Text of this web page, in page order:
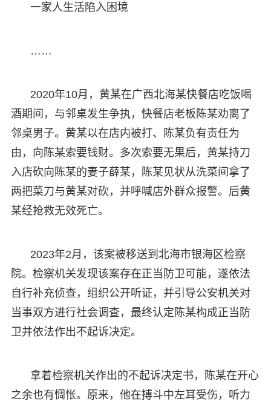
一家人生活陷入困境
……
2020年10月，黄某在广西北海某快餐店吃饭喝
酒期间，与邻桌发生争执，快餐店老板陈某劝离了
邻桌男子。黄某以在店内被打、陈某负有责任为
由，向陈某索要钱财。多次索要无果后，黄某持刀
入店砍向陈某的妻子薛某，陈某见状从洗菜间拿了
两把菜刀与黄某对砍，并呼喊店外群众报警。后黄
某经抢救无效死亡。
2023年2月，该案被移送到北海市银海区检察
院。检察机关发现该案存在正当防卫可能，遂依法
自行补充侦查，组织公开听证，并引导公安机关对
当事双方进行社会调查，最终认定陈某构成正当防
卫并依法作出不起诉决定。
拿着检察机关作出的不起诉决定书，陈某在开心
之余也有惆怅。原来，他在搏斗中左耳受伤，听力